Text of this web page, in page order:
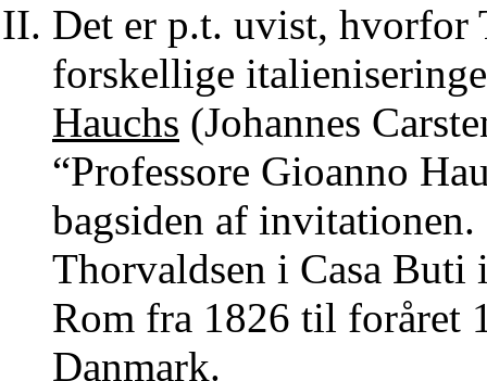
Det er p.t. uvist, hvorfor
forskellige
Hauchs (Johannes
“Professore Gioanno
bagsiden af
Thorvaldsen i Casa
Rom fra 1826 til foråret
Danmark.